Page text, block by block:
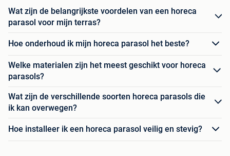
Wat zijn de belangrijkste voordelen van een horeca
parasol voor mijn terras?
Hoe onderhoud ik mijn horeca parasol het beste?
Welke materialen zijn het meest geschikt voor horeca
parasols?
Wat zijn de verschillende soorten horeca parasols die
ik kan overwegen?
Hoe installeer ik een horeca parasol veilig en stevig?